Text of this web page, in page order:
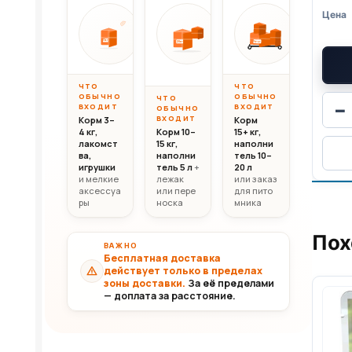
−
10кг
Вес до 10 кг
10 000 ₸
ЧТО
ОБЫЧНО
ВХОДИТ
Корм 3–
4 кг,
лакомст
ва,
игрушки
и мелкие
аксессуа
ры
20кг
Вес 10–20 кг
20 000 ₸
ЧТО
ОБЫЧНО
ВХОДИТ
Корм 10–
15 кг,
наполни
тель 5 л+
лежак
или пере
носка
30+кг
Вес
30
ЧТО
ОБЫЧНО
ВХОДИТ
Корм
15+ кг,
наполни
тель 10–
20 л
или заказ
для пито
мника
ВАЖНО
Бесплатная доставка
действует только в пределах
зоны доставки. За её пределами
— доплата за расстояние.